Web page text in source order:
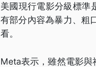
美國現行電影分級標準
有部分內容為暴力、粗
看。
Meta表示，雖然電影與